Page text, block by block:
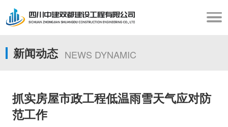
新闻动态 NEWS DYNAMIC
抓实房屋市政工程低温雨雪天气应对防
范工作